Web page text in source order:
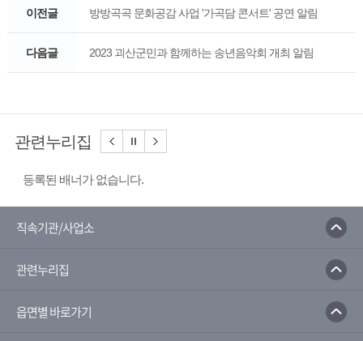
이전글 방방곡곡 문화공감 사업 '가곡담 콘서트' 공연 알림
다음글 2023 괴산군민과 함께하는 송년음악회 개최 알림
관련누리집
등록된 배너가 없습니다.
직속기관/사업소
관련누리집
읍면별 바로가기